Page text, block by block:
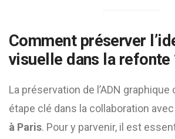
Comment préserver
visuelle dans la refonte
La préservation de l’ADN
étape clé dans la collaboration
à Paris. Pour y parvenir, il est